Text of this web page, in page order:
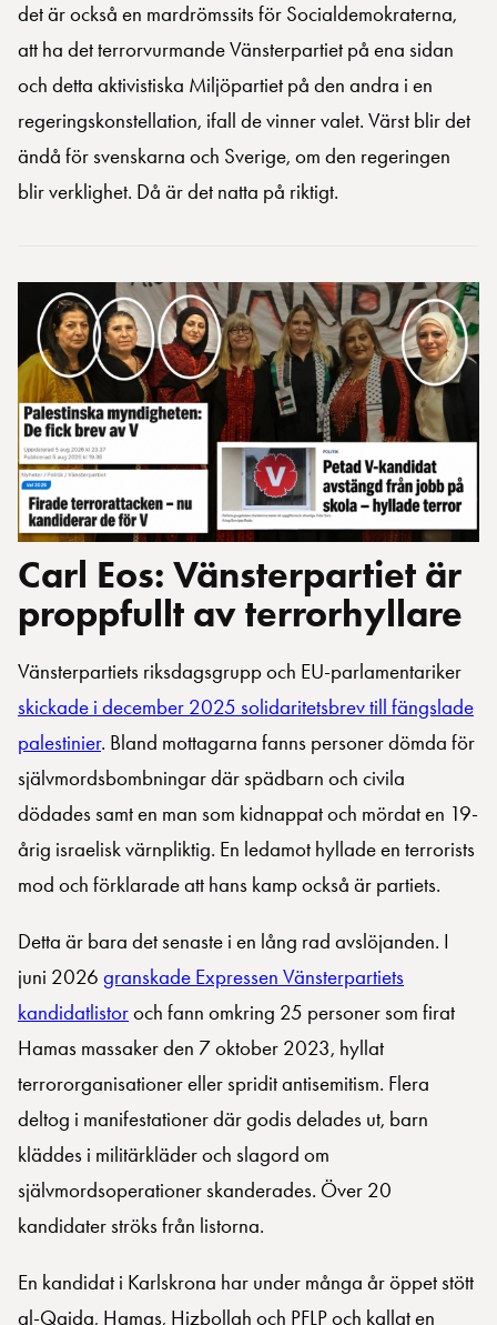
det är också en mardrömssits för Socialdemokraterna,
att ha det terrorvurmande Vänsterpartiet på ena sidan
och detta aktivistiska Miljöpartiet på den andra i en
regeringskonstellation, ifall de vinner valet. Värst blir det
ändå för svenskarna och Sverige, om den regeringen
blir verklighet. Då är det natta på riktigt.
Carl Eos: Vänsterpartiet är
proppfullt av terrorhyllare
Vänsterpartiets riksdagsgrupp och EU-parlamentariker
skickade i december 2025 solidaritetsbrev till fängslade
palestinier. Bland mottagarna fanns personer dömda för
självmordsbombningar där spädbarn och civila
dödades samt en man som kidnappat och mördat en 19-
årig israelisk värnpliktig. En ledamot hyllade en terrorists
mod och förklarade att hans kamp också är partiets.
Detta är bara det senaste i en lång rad avslöjanden. I
juni 2026 granskade Expressen Vänsterpartiets
kandidatlistoroch fann omkring 25 personer som firat
Hamas massaker den 7 oktober 2023, hyllat
terrororganisationer eller spridit antisemitism. Flera
deltog i manifestationer där godis delades ut, barn
kläddes i militärkläder och slagord om
självmordsoperationer skanderades. Över 20
kandidater ströks från listorna.
En kandidat i Karlskrona har under många år öppet stött
al-Qaida, Hamas, Hizbollah och PFLP och kallat en